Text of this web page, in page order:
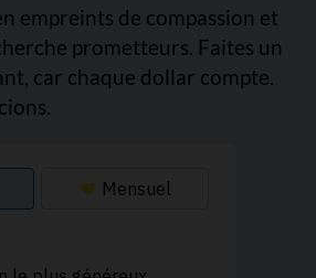
empreints de compassion et
prometteurs. Faites un
car chaque dollar compte.